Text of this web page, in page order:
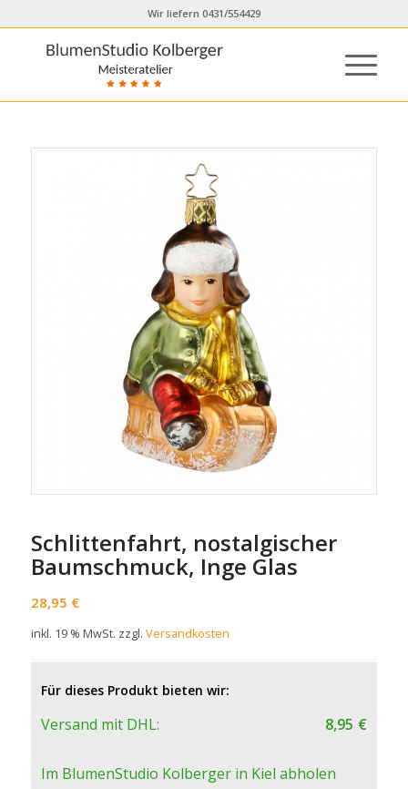
Wir liefern 0431/554429
Schlittenfahrt, nostalgischer
Baumschmuck, Inge Glas
28,95 €
inkl. 19 % MwSt. zzgl. Versandkosten
Für dieses Produkt bieten wir:
Versand mit DHL: 8,95 €
Im BlumenStudio Kolberger in Kiel abholen